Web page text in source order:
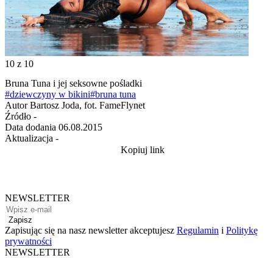
10 z 10
Bruna Tuna i jej seksowne pośladki
#dziewczyny w bikini#bruna tuna
Autor Bartosz Joda, fot. FameFlynet
Źródło -
Data dodania 06.08.2015
Aktualizacja -
Kopiuj link
NEWSLETTER
Zapisz
Zapisując się na nasz newsletter akceptujesz Regulamin i Politykę
prywatności
NEWSLETTER